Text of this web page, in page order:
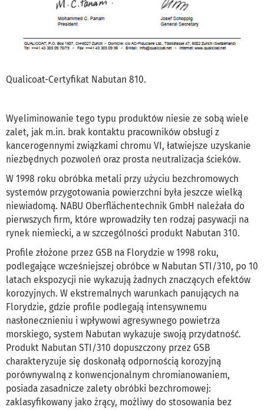
Qualicoat-Certyfikat Nabutan 810.
Wyeliminowanie tego typu produktów niesie ze sobą wiele
zalet, jak m.in. brak kontaktu pracowników obsługi z
kancerogennymi związkami chromu VI, łatwiejsze uzyskanie
niezbędnych pozwoleń oraz prosta neutralizacja ścieków.
W 1998 roku obróbka metali przy użyciu bezchromowych
systemów przygotowania powierzchni była jeszcze wielką
niewiadomą. NABU Oberflächentechnik GmbH należała do
pierwszych firm, które wprowadziły ten rodzaj pasywacji na
rynek niemiecki, a w szczególności produkt Nabutan 310.
Profile złożone przez GSB na Florydzie w 1998 roku,
podlegające wcześniejszej obróbce w Nabutan STI/310, po 10
latach ekspozycji nie wykazują żadnych znaczących efektów
korozyjnych. W ekstremalnych warunkach panujących na
Florydzie, gdzie profile podlegają intensywnemu
nasłonecznieniu i wpływowi agresywnego powietrza
morskiego, system Nabutan wykazuje swoją przydatność.
Produkt Nabutan STI/310 dopuszczony przez GSB
charakteryzuje się doskonałą odpornością korozyjną
porównywalną z konwencjonalnym chromianowaniem,
posiada zasadnicze zalety obróbki bezchromowej:
zaklasyfikowany jako żrący, możliwy do stosowania bez